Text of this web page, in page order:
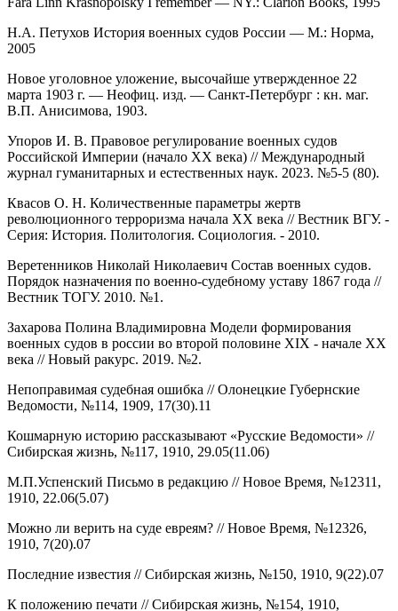
Н.А. Петухов История военных судов России — М.: Норма,
2005
Новое уголовное уложение, высочайше утвержденное 22
марта 1903 г. — Неофиц. изд. — Санкт-Петербург : кн. маг.
В.П. Анисимова, 1903.
Упоров И. В. Правовое регулирование военных судов
Российской Империи (начало ХХ века) // Международный
журнал гуманитарных и естественных наук. 2023. №5-5 (80).
Квасов О. Н. Количественные параметры жертв
революционного терроризма начала XX века // Вестник ВГУ. -
Серия: История. Политология. Социология. - 2010.
Веретенников Николай Николаевич Состав военных судов.
Порядок назначения по военно-судебному уставу 1867 года //
Вестник ТОГУ. 2010. №1.
Захарова Полина Владимировна Модели формирования
военных судов в россии во второй половине XIX - начале XX
века // Новый ракурс. 2019. №2.
Непоправимая судебная ошибка // Олонецкие Губернские
Ведомости, №114, 1909, 17(30).11
Кошмарную историю рассказывают «Русские Ведомости» //
Сибирская жизнь, №117, 1910, 29.05(11.06)
М.П.Успенский Письмо в редакцию // Новое Время, №12311,
1910, 22.06(5.07)
Можно ли верить на суде евреям? // Новое Время, №12326,
1910, 7(20).07
Последние известия // Сибирская жизнь, №150, 1910, 9(22).07
К положению печати // Сибирская жизнь, №154, 1910,